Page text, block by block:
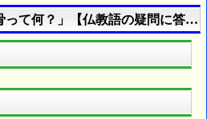
って何？」【仏教語の疑問に答え